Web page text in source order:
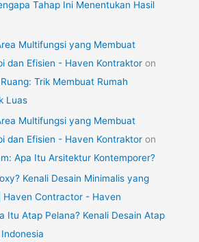
Tahap Ini Menentukan Hasil
Multifungsi yang Membuat
dan Efisien - Haven Kontraktor on
Trik Membuat Rumah
Luas
Multifungsi yang Membuat
dan Efisien - Haven Kontraktor on
Apa Itu Arsitektur Kontemporer?
Kenali Desain Minimalis yang
Haven Contractor - Haven
Itu Atap Pelana? Kenali Desain Atap